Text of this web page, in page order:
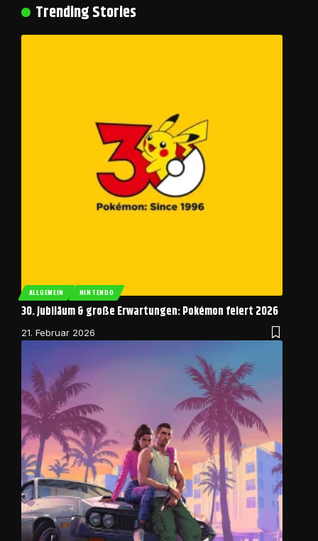
Trending Stories
ALLGEMEIN NINTENDO
30. Jubiläum & große Erwartungen: Pokémon feiert 2026
21. Februar 2026